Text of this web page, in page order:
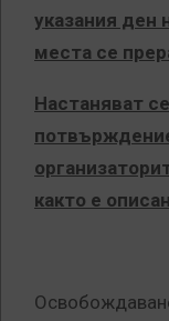
указания ден
места се
Настаняват
както е